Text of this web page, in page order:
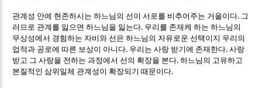
관계성 안에 현존하시는 하느님의 선이 서로를 비추어주는 거울이다. 그
러므로 관계를 잃으면 하느님을 잃는다. 우리를 존재케 하는 하느님의
무상성에서 경험하는 자비와 선은 하느님의 자유로운 선택이지 우리의
업적과 공로에 따른 보상이 아니다. 우리는 사랑 받기에 존재한다.사랑
받고 그 사랑을 전하는 과정에서 선의 확장을 본다.하느님의 고유하고
본질적인 삼위일체 관계성이 확장되기 때문이다.